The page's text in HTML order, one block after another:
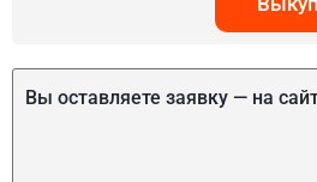
Вы оставляете заявку — на